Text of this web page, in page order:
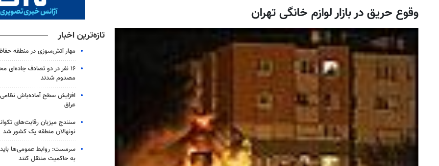
وقوع حریق در بازار لوازم خانگی تهران
تازه‌ترین اخبار
مهار آتش‌سوزی در منطقه
۱۶ نفر در دو تصادف جاده‌ای
مصدوم شدند
افزایش سطح آماده‌باش نظامی
عراق
سنندج میزبان رقابت‌های
نونهالان منطقه یک کشور شد
سرمست: روابط عمومی‌ها
به حاکمیت منتقل کنند